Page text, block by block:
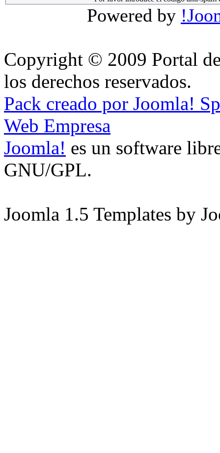
Powered by
Copyright © 2009 Portal
los derechos reservados.
Pack creado por Joomla!
Web Empresa
Joomla! es un software
GNU/GPL.
Joomla 1.5 Templates by